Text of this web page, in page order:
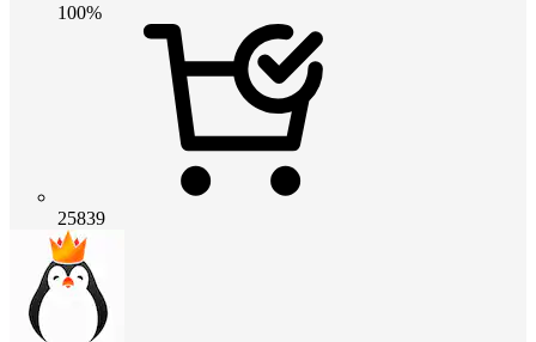
100%
25839